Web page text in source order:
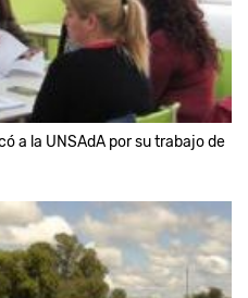
a la UNSAdA por su trabajo de